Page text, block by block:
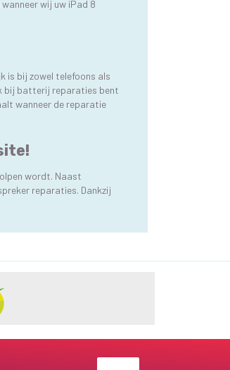
wij uw iPad 8
is bij zowel telefoons als
bij batterij reparaties bent
wanneer de reparatie
wordt. Naast
reparaties. Dankzij